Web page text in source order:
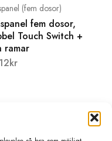
(fem dosor)
fem dosor,
Touch Switch +
ramar
kr